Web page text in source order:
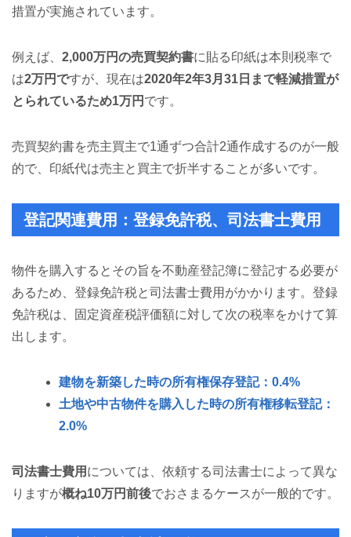
措置が実施されています。
例えば、 2,000万円の売買契約書に貼る印紙は本則税率で
は2万円ですが、現在は2020年2年3月31日まで軽減措置が
とられているため1万円 です。
売買契約書を売主買主で1通ずつ合計2通作成するのが一般
的で、印紙代は売主と買主で折半することが多いです。
登記関連費用：登録免許税、司法書士費用
物件を購入するとその旨を不動産登記簿に登記する必要が
あるため、登録免許税と司法書士費用がかかります。登録
免許税は、固定資産税評価額に対して次の税率をかけて算
出します。
建物を新築した時の所有権保存登記：0.4%
土地や中古物件を購入した時の所有権移転登記：
2.0%
司法書士費用 については、依頼する司法書士によって異な
りますが概ね10万円前後でおさまるケースが一般的です。